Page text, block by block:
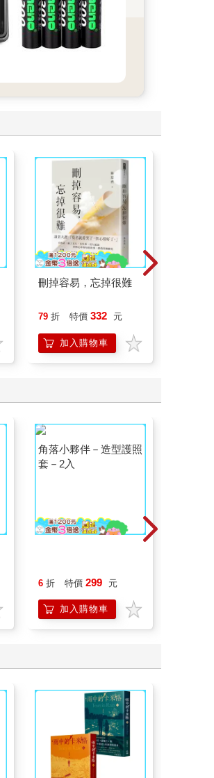
刪掉容易，忘掉很難
79 折 特價 332 元
加入購物車
6 折 特價 299 元
加入購物車